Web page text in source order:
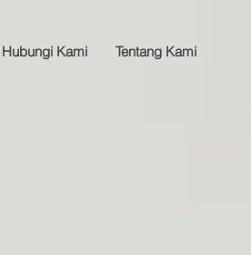
Hubungi Kami Tentang Kami